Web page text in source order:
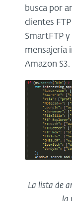
busca por
clientes
SmartFTP
mensajería
Amazon S3.
La lista de